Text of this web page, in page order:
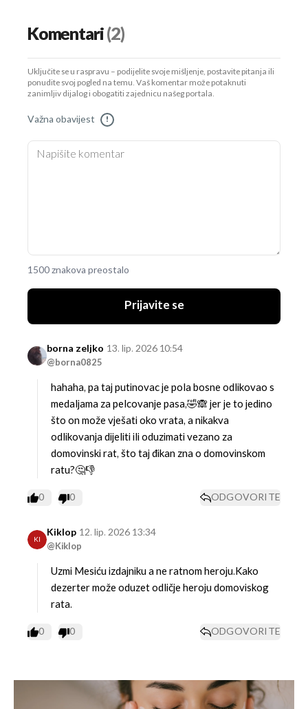
Komentari(2)
Uključite se u raspravu – podijelite svoje mišljenje, postavite pitanja ili
ponudite svoj pogled na temu. Vaš komentar može potaknuti
zanimljiv dijalog i obogatiti zajednicu našeg portala.
Važna obavijest !
1500 znakova preostalo
Prijavite se
borna zeljko
@borna0825
13. lip. 2026 10:54
hahaha, pa taj putinovac je pola bosne odlikovao s
medaljama za pelcovanje pasa,🤣🙈 jer je to jedino
što on može vješati oko vrata, a nikakva
odlikovanja dijeliti ili oduzimati vezano za
domovinski rat, što taj đikan zna o domovinskom
ratu?🤔👎
0 0 ODGOVORITE
KI
Kiklop
@Kiklop
12. lip. 2026 13:34
Uzmi Mesiću izdajniku a ne ratnom heroju.Kako
dezerter može oduzet odličje heroju domoviskog
rata.
0 0 ODGOVORITE